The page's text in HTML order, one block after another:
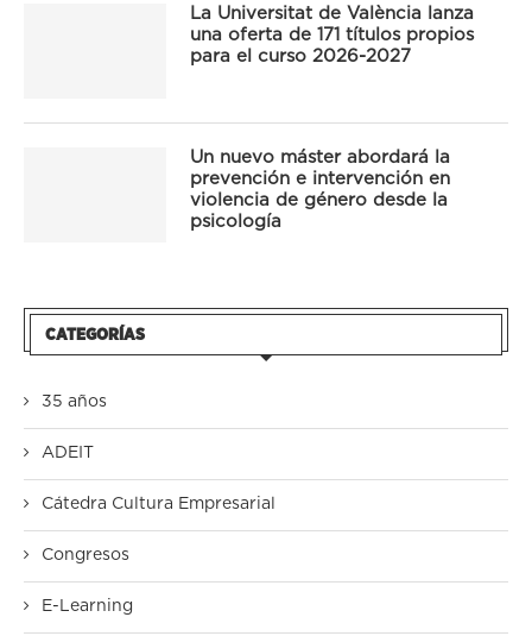
La Universitat de València lanza
una oferta de 171 títulos propios
para el curso 2026-2027
Un nuevo máster abordará la
prevención e intervención en
violencia de género desde la
psicología
CATEGORÍAS
35 años
ADEIT
Cátedra Cultura Empresarial
Congresos
E-Learning